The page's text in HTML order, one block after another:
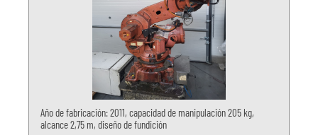
Año de fabricación: 2011, capacidad de manipulación 205 kg,
alcance 2,75 m, diseño de fundición